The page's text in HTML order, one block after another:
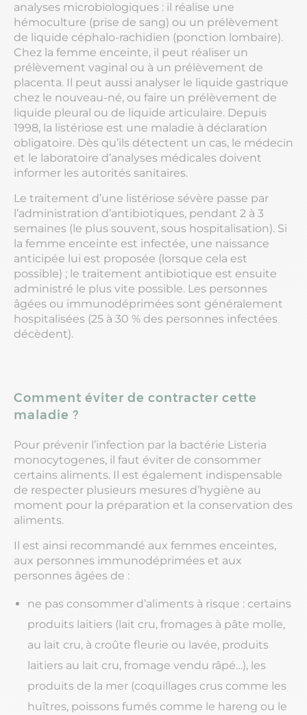
analyses microbiologiques : il réalise une
hémoculture (prise de sang) ou un prélèvement
de liquide céphalo-rachidien (ponction lombaire).
Chez la femme enceinte, il peut réaliser un
prélèvement vaginal ou à un prélèvement de
placenta. Il peut aussi analyser le liquide gastrique
chez le nouveau-né, ou faire un prélèvement de
liquide pleural ou de liquide articulaire. Depuis
1998, la listériose est une maladie à déclaration
obligatoire. Dès qu’ils détectent un cas, le médecin
et le laboratoire d’analyses médicales doivent
informer les autorités sanitaires.
Le traitement d’une listériose sévère passe par
l’administration d’antibiotiques, pendant 2 à 3
semaines (le plus souvent, sous hospitalisation). Si
la femme enceinte est infectée, une naissance
anticipée lui est proposée (lorsque cela est
possible) ; le traitement antibiotique est ensuite
administré le plus vite possible. Les personnes
âgées ou immunodéprimées sont généralement
hospitalisées (25 à 30 % des personnes infectées
décèdent).
Comment éviter de contracter cette
maladie ?
Pour prévenir l’infection par la bactérie Listeria
monocytogenes, il faut éviter de consommer
certains aliments. Il est également indispensable
de respecter plusieurs mesures d’hygiène au
moment pour la préparation et la conservation des
aliments.
Il est ainsi recommandé aux femmes enceintes,
aux personnes immunodéprimées et aux
personnes âgées de :
ne pas consommer d’aliments à risque : certains
produits laitiers (lait cru, fromages à pâte molle,
au lait cru, à croûte fleurie ou lavée, produits
laitiers au lait cru, fromage vendu râpé…), les
produits de la mer (coquillages crus comme les
huîtres, poissons fumés comme le hareng ou le